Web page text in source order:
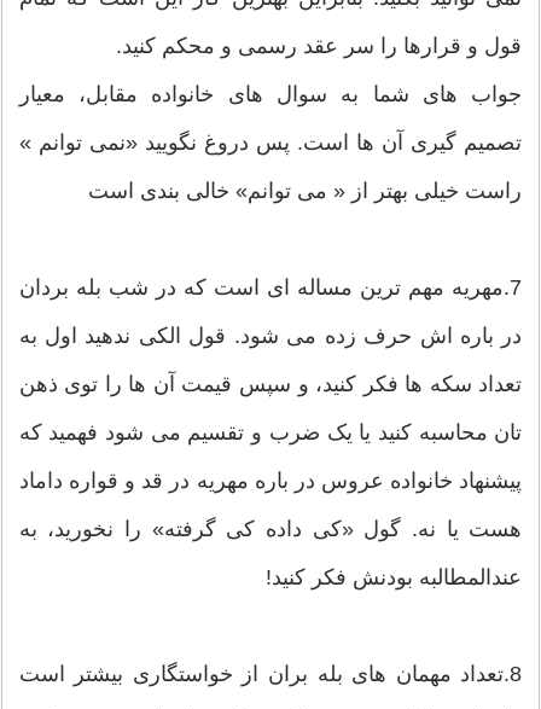
قول و قرارها را سر عقد رسمی و محکم کنید.
جواب های شما به سوال های خانواده مقابل، معیار
تصمیم گیری آن ها است. پس دروغ نگویید «نمی توانم »
راست خیلی بهتر از « می توانم» خالی بندی است
7.مهریه مهم ترین مساله ای است که در شب بله بردان
در باره اش حرف زده می شود. قول الکی ندهید اول به
تعداد سکه ها فکر کنید، و سپس قیمت آن ها را توی ذهن
تان محاسبه کنید یا یک ضرب و تقسیم می شود فهمید که
پیشنهاد خانواده عروس در باره مهریه در قد و قواره داماد
هست یا نه. گول «کی داده کی گرفته» را نخورید، به
عندالمطالبه بودنش فکر کنید!
8.تعداد مهمان های بله بران از خواستگاری بیشتر است